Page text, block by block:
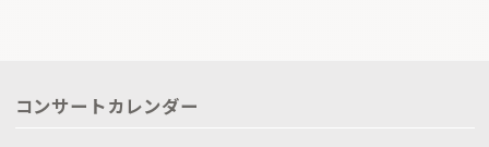
コンサートカレンダー